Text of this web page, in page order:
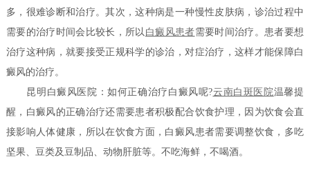
多，很难诊断和治疗。其次，这种病是一种慢性皮肤病，诊治过程中
需要的治疗时间会比较长，所以 白癜风患者需要时间治疗。患者要想
治疗这种病，就要接受正规科学的诊治，对症治疗，这样才能保障白
癜风的治疗。
昆明白癜风医院：如何正确治疗白癜风呢?云南白斑医院温馨提
醒，白癜风的正确治疗还需要患者积极配合饮食护理，因为饮食会直
接影响人体健康，所以在饮食方面，白癜风患者需要调整饮食，多吃
坚果、豆类及豆制品、动物肝脏等。不吃海鲜，不喝酒。